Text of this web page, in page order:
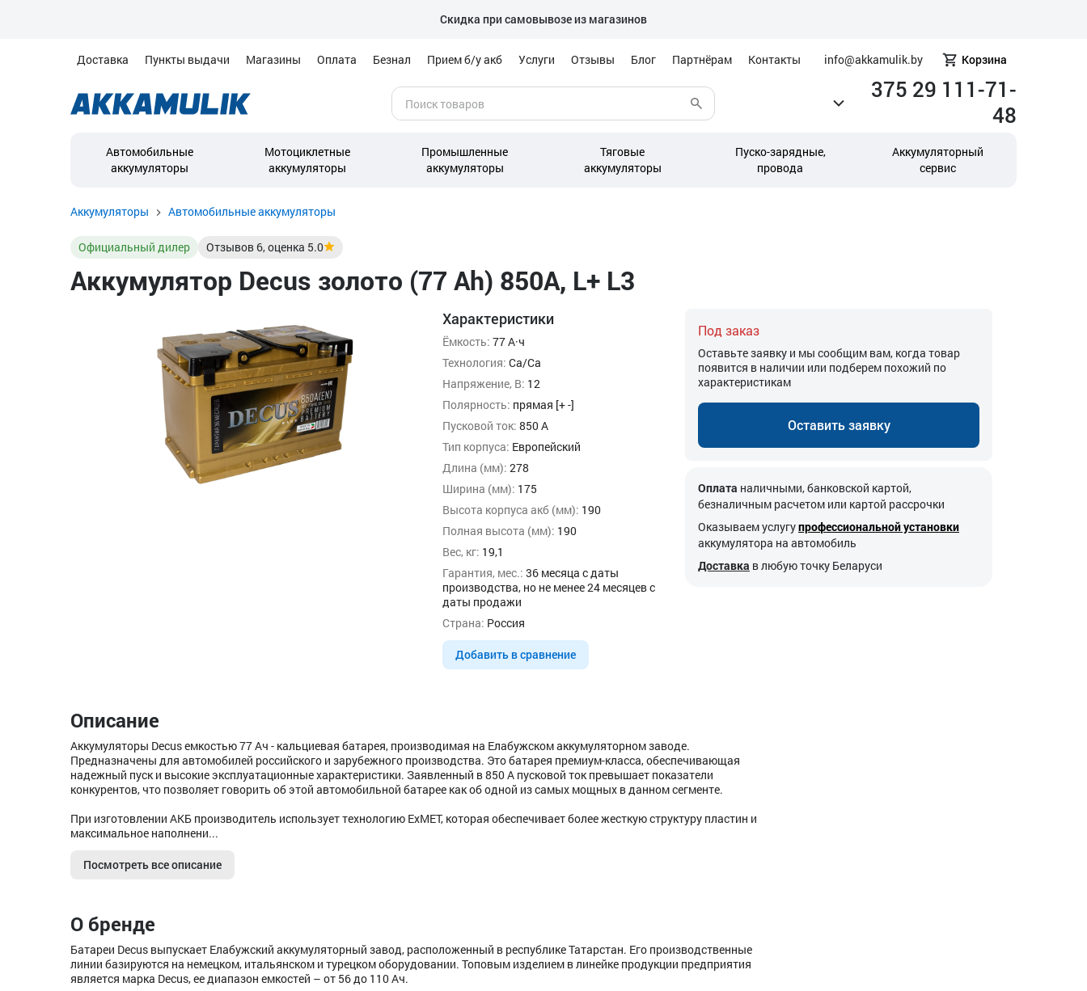
Скидка при самовывозе из магазинов
Доставка Пункты выдачи Магазины Оплата Безнал Прием б/у акб Услуги Отзывы Блог Партнёрам Контакты info@akkamulik.by Корзина
375 29 111-71-
48
Автомобильные
аккумуляторы
Мотоциклетные
аккумуляторы
Промышленные
аккумуляторы
Тяговые
аккумуляторы
Пуско-зарядные,
провода
Аккумуляторный
сервис
Аккумуляторы Автомобильные аккумуляторы
Официальный дилер Отзывов 6, оценка 5.0
Аккумулятор Decus золото (77 Ah) 850A, L+ L3
Характеристики
Ёмкость: 77 А·ч
Технология: Ca/Ca
Напряжение, В: 12
Полярность: прямая [+ -]
Пусковой ток: 850 А
Тип корпуса: Европейский
Длина (мм): 278
Ширина (мм): 175
Высота корпуса акб (мм): 190
Полная высота (мм): 190
Вес, кг: 19,1
Гарантия, мес.: 36 месяца с даты
производства, но не менее 24 месяцев с
даты продажи
Страна: Россия
Добавить в сравнение
Под заказ
Оставьте заявку и мы сообщим вам, когда товар
появится в наличии или подберем похожий по
характеристикам
Оставить заявку
Оплата наличными, банковской картой,
безналичным расчетом или картой рассрочки
Оказываем услугупрофессиональной установки
аккумулятора на автомобиль
Доставка в любую точку Беларуси
Описание
Аккумуляторы Decus емкостью 77 Ач - кальциевая батарея, производимая на Елабужском аккумуляторном заводе.
Предназначены для автомобилей российского и зарубежного производства. Это батарея премиум-класса, обеспечивающая
надежный пуск и высокие эксплуатационные характеристики. Заявленный в 850 А пусковой ток превышает показатели
конкурентов, что позволяет говорить об этой автомобильной батарее как об одной из самых мощных в данном сегменте.
При изготовлении АКБ производитель использует технологию ExMET, которая обеспечивает более жесткую структуру пластин и
максимальное наполнени...
Посмотреть все описание
О бренде
Батареи Decus выпускает Елабужский аккумуляторный завод, расположенный в республике Татарстан. Его производственные
линии базируются на немецком, итальянском и турецком оборудовании. Топовым изделием в линейке продукции предприятия
является марка Decus, ее диапазон емкостей – от 56 до 110 Ач.